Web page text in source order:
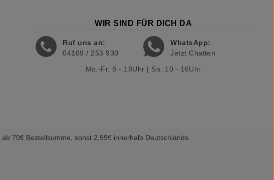
WIR SIND FÜR DICH DA
Ruf uns an:
04109 / 253 930
WhatsApp:
Jetzt Chatten
Mo.-Fr. 8 - 18Uhr | Sa. 10 - 16Uhr
ab 70€ Bestellsumme, sonst 2,99€ innerhalb Deutschlands.